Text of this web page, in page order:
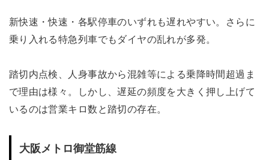
新快速・快速・各駅停車のいずれも遅れやすい。さらに
乗り入れる特急列車でもダイヤの乱れが多発。
踏切内点検、人身事故から混雑等による乗降時間超過ま
で理由は様々。しかし、遅延の頻度を大きく押し上げて
いるのは営業キロ数と踏切の存在。
大阪メトロ御堂筋線